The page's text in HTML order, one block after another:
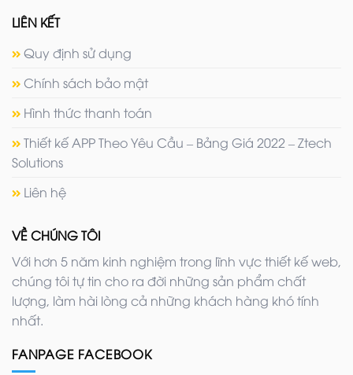
LIÊN KẾT
Quy định sử dụng
Chính sách bảo mật
Hình thức thanh toán
Thiết kế APP Theo Yêu Cầu – Bảng Giá 2022 – Ztech
Solutions
Liên hệ
VỀ CHÚNG TÔI
Với hơn 5 năm kinh nghiệm trong lĩnh vực thiết kế web,
chúng tôi tự tin cho ra đời những sản phẩm chất
lượng, làm hài lòng cả những khách hàng khó tính
nhất.
FANPAGE FACEBOOK